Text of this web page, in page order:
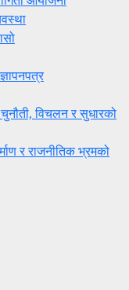
विचलन र सुधारको
र राजनीतिक भ्रमको